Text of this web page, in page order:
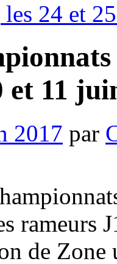
les 24 et
et 11
2017 par
rameurs
de